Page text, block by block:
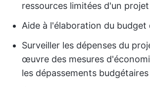
ressources limitées d'un projet
Aide à l'élaboration du budget
Surveiller les dépenses du
œuvre des mesures
les dépassements budgétaires